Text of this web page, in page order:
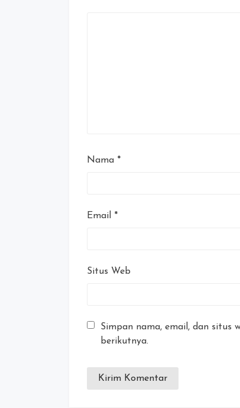
Nama *
Email *
Situs Web
Simpan nama, email, dan situs
berikutnya.